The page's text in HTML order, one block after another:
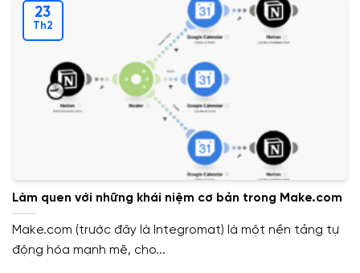
Làm quen với những khái niệm cơ bản trong Make.com
Make.com (trước đây là Integromat) là một nền tảng tự
động hóa mạnh mẽ, cho...
23
Th2